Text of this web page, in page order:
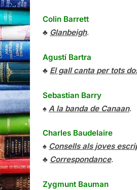
Colin Barrett
♣ Glanbeigh.
Agustí Bartra
♣ El gall canta per tots
Sebastian Barry
♠ A la banda de Canaan.
Charles Baudelaire
♠ Consells als joves
♣ Correspondance.
Zygmunt Bauman